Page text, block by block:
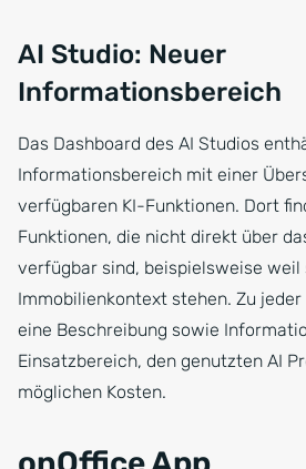
AI Studio: Neuer
Informationsbereich
Das Dashboard des AI Studios
Informationsbereich mit einer
verfügbaren KI-Funktionen. Dort
Funktionen, die nicht direkt über
verfügbar sind, beispielsweise weil
Immobilienkontext stehen. Zu jeder
eine Beschreibung sowie
Einsatzbereich, den genutzten AI
möglichen Kosten.